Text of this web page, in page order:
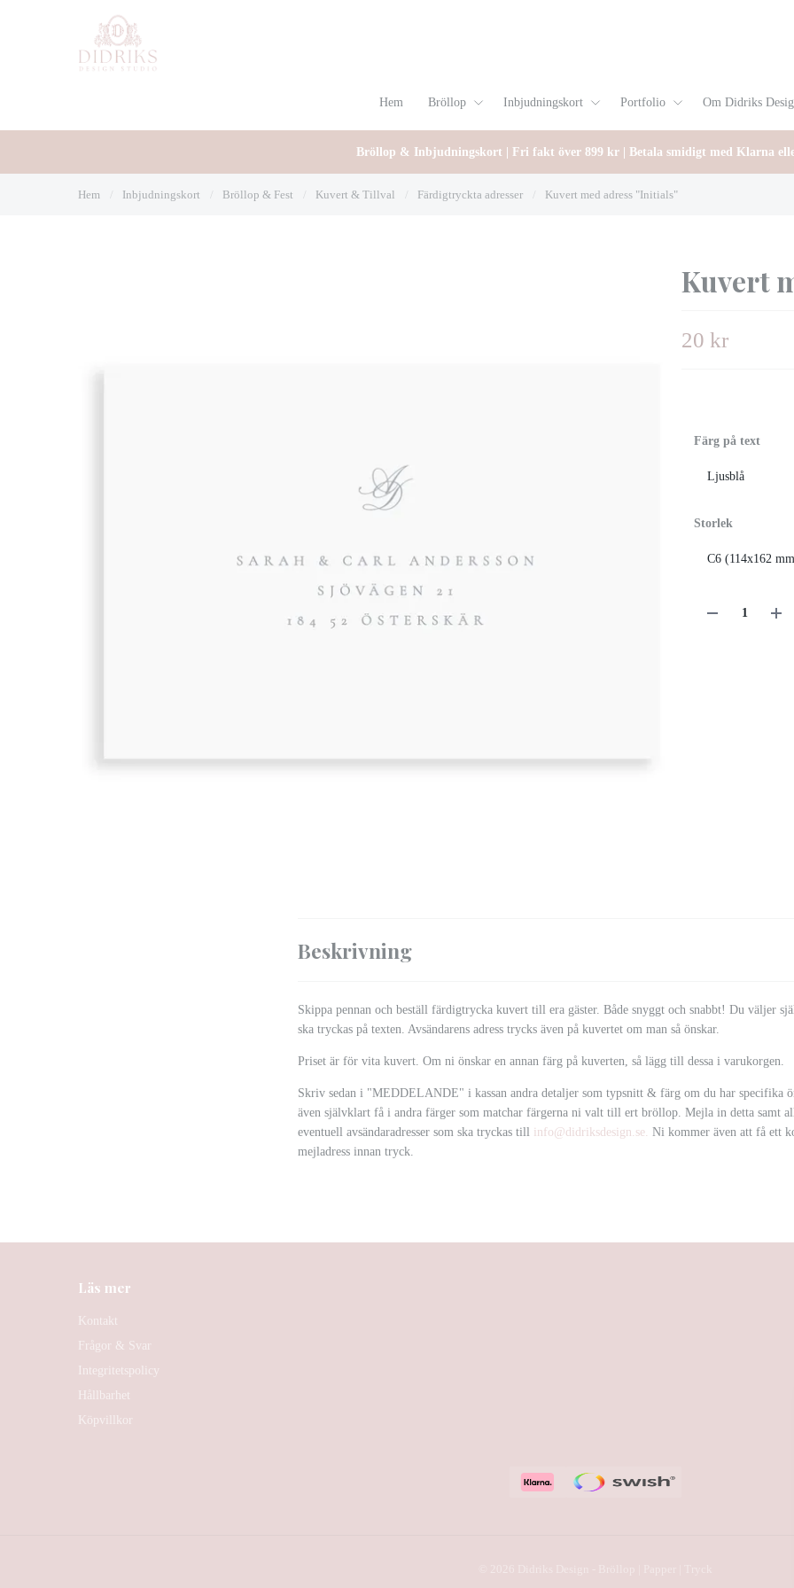
Hem Bröllop Inbjudningskort Portfolio Om Didriks
Bröllop & Inbjudningskort | Fri fakt över 899 kr | Betala smidigt med Klarna
Hem Inbjudningskort Bröllop & Fest Kuvert & Tillval Färdigtryckta adresser Kuvert med adress "Initials"
Kuvert
20 kr
Färg på text
Storlek
Beskrivning
Skippa pennan och beställ färdigtrycka kuvert till era gäster. Både snyggt och snabbt! Du väljer
ska tryckas på texten. Avsändarens adress trycks även på kuvertet om man så önskar.
Priset är för vita kuvert. Om ni önskar en annan färg på kuverten, så lägg till dessa i varukorgen.
Skriv sedan i "MEDDELANDE" i kassan andra detaljer som typsnitt & färg om du har specifika
även självklart få i andra färger som matchar färgerna ni valt till ert bröllop. Mejla in detta samt
eventuell avsändaradresser som ska tryckas till info@didriksdesign.se. Ni kommer även att få ett
mejladress innan tryck.
Läs mer
Kontakt
Frågor & Svar
Integritetspolicy
Hållbarhet
Köpvillkor